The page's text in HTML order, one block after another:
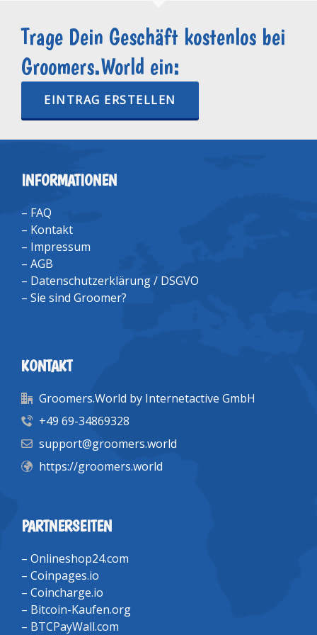
Trage Dein Geschäft kostenlos bei
Groomers.World ein:
EINTRAG ERSTELLEN
INFORMATIONEN
– FAQ
– Kontakt
– Impressum
– AGB
– Datenschutzerklärung / DSGVO
– Sie sind Groomer?
KONTAKT
Groomers.World by Internetactive GmbH
+49 69-34869328
support@groomers.world
https://groomers.world
PARTNERSEITEN
– Onlineshop24.com
– Coinpages.io
– Coincharge.io
– Bitcoin-Kaufen.org
– BTCPayWall.com